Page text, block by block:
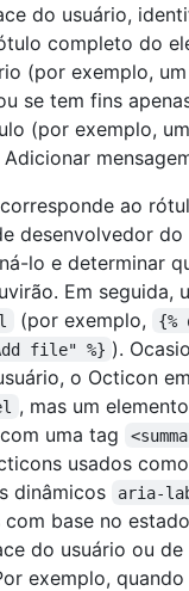
do usuário,
completo do
(por exemplo,
se tem fins
(por exemplo,
ao
desenvolvedor do
lo e determinar
Em seguida,
(por exemplo,
{%
file" %} ).
o Octicon
, mas um
uma tag
usados
dinâmicos
aria-
base no
do usuário ou de
exemplo,